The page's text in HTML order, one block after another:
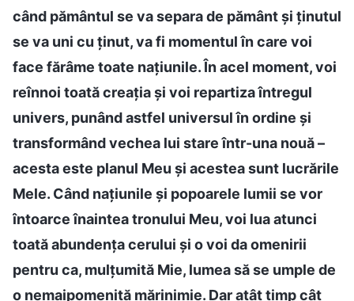
când pământul se va separa de pământ și ținutul
se va uni cu ținut, va fi momentul în care voi
face fărâme toate națiunile. În acel moment, voi
reînnoi toată creația și voi repartiza întregul
univers, punând astfel universul în ordine și
transformând vechea lui stare într-una nouă –
acesta este planul Meu și acestea sunt lucrările
Mele. Când națiunile și popoarele lumii se vor
întoarce înaintea tronului Meu, voi lua atunci
toată abundența cerului și o voi da omenirii
pentru ca, mulțumită Mie, lumea să se umple de
o nemaipomenită mărinimie. Dar atât timp cât